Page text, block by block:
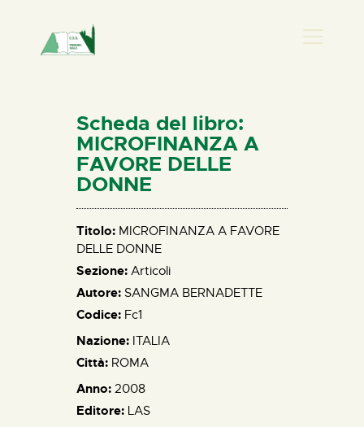
HOME
CHI SIAMO
NEWS
PERCORSI
ELISA SALERNO
CONTATTI
Scheda del libro:
MICROFINANZA A
FAVORE DELLE
DONNE
Titolo: MICROFINANZA A FAVORE
DELLE DONNE
Sezione: Articoli
Autore: SANGMA BERNADETTE
Codice: Fc1
Nazione: ITALIA
Città: ROMA
Anno: 2008
Editore: LAS